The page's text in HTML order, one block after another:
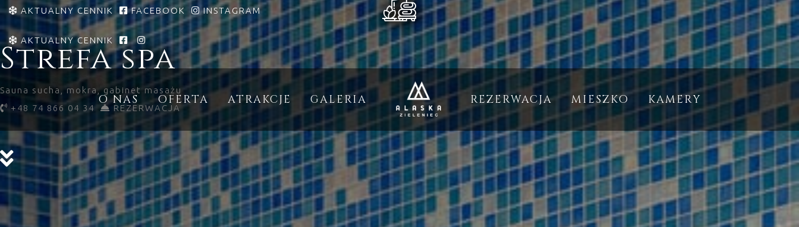
AKTUALNY CENNIK FACEBOOK INSTAGRAM
AKTUALNY CENNIK
O NAS OFERTA ATRAKCJE GALERIA REZERWACJA MIESZKO KAMERY
Strefa spa
Sauna sucha, mokra, gabinet masażu
+48 74 866 04 34
REZERWACJA